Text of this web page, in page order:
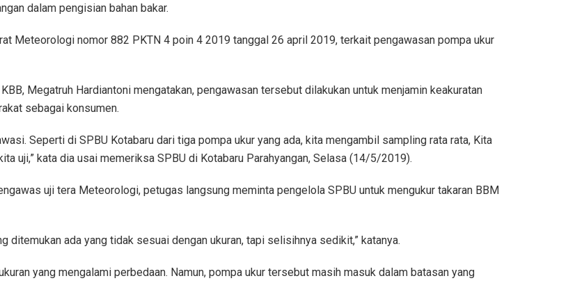
dalam pengisian bahan bakar.
Meteorologi nomor 882 PKTN 4 poin 4 2019 tanggal 26 april 2019, terkait pengawasan pompa ukur
Megatruh Hardiantoni mengatakan, pengawasan tersebut dilakukan untuk menjamin keakuratan
sebagai konsumen.
Seperti di SPBU Kotabaru dari tiga pompa ukur yang ada, kita mengambil sampling rata rata, Kita
uji,” kata dia usai memeriksa SPBU di Kotabaru Parahyangan, Selasa (14/5/2019).
uji tera Meteorologi, petugas langsung meminta pengelola SPBU untuk mengukur takaran BBM
ditemukan ada yang tidak sesuai dengan ukuran, tapi selisihnya sedikit,” katanya.
yang mengalami perbedaan. Namun, pompa ukur tersebut masih masuk dalam batasan yang